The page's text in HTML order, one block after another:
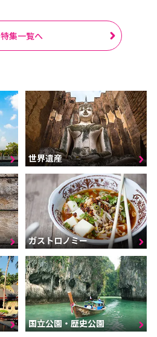
特集一覧へ
世界遺産
ガストロノミー
国立公園・歴史公園